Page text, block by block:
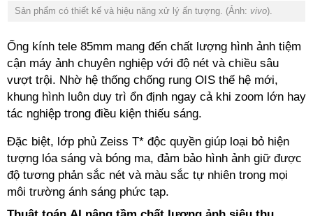
Sản phẩm có thiết kế và hiệu năng xử lý ấn tượng. (Ảnh: vivo).
Ống kính tele 85mm mang đến chất lượng hình ảnh tiệm
cận máy ảnh chuyên nghiệp với độ nét và chiều sâu
vượt trội. Nhờ hệ thống chống rung OIS thế hệ mới,
khung hình luôn duy trì ổn định ngay cả khi zoom lớn hay
tác nghiệp trong điều kiện thiếu sáng.
Đặc biệt, lớp phủ Zeiss T* độc quyền giúp loại bỏ hiện
tượng lóa sáng và bóng ma, đảm bảo hình ảnh giữ được
độ tương phản sắc nét và màu sắc tự nhiên trong mọi
môi trường ánh sáng phức tạp.